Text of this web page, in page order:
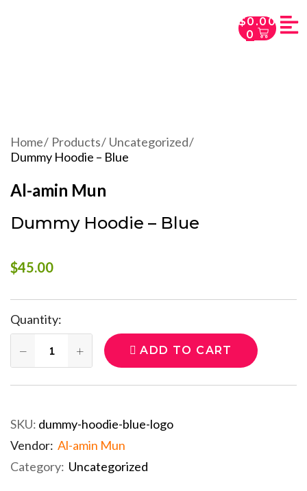
$0.00
0
Home Products
Uncategorized
Dummy Hoodie – Blue
Al-amin Mun
Dummy Hoodie – Blue
$45.00
Quantity:
ADD TO CART
SKU: dummy-hoodie-blue-logo
Vendor: Al-amin Mun
Category: Uncategorized